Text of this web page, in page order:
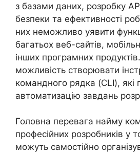
з базами даних, розробку
безпеки та ефективності
них неможливо уявити
багатьох веб-сайтів,
інших програмних
можливість створювати
командного рядка (CLI), які
автоматизацію завдань
Головна перевага найму
професійних розробників у
можуть самостійно